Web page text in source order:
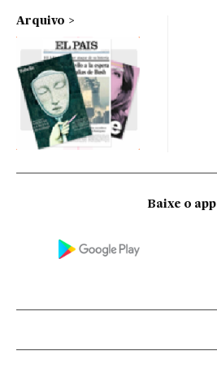
Arquivo
Baixe o app